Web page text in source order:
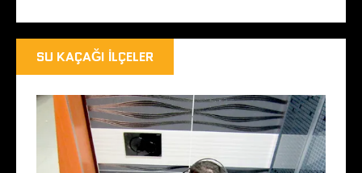
SU KAÇAĞI İLÇELER